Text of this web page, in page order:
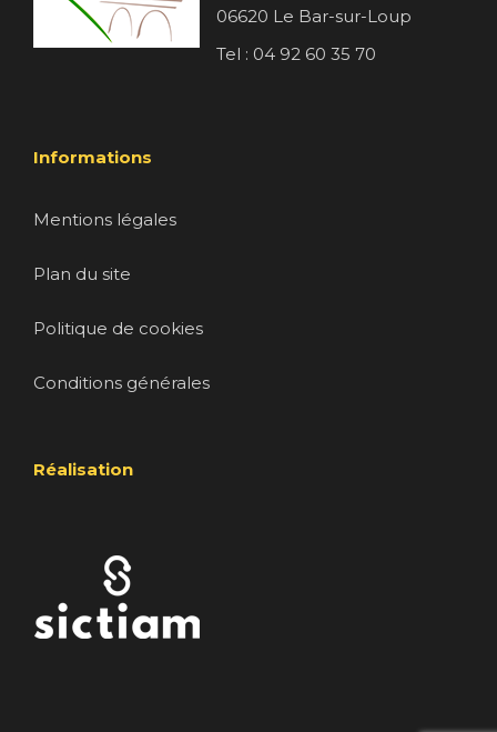
06620 Le Bar-sur-Loup
Tel : 04 92 60 35 70
Informations
Mentions légales
Plan du site
Politique de cookies
Conditions générales
Réalisation